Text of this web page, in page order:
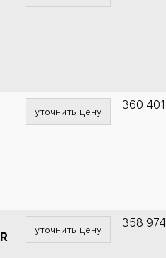
уточнить цену 360 401
уточнить цену 358 974